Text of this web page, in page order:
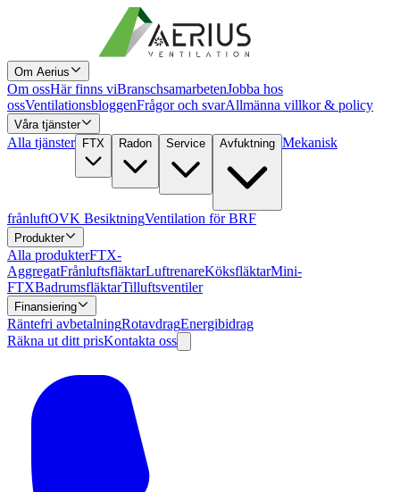
Om Aerius
Om ossHär finns viBranschsamarbetenJobba hos
ossVentilationsbloggenFrågor och svarAllmänna villkor & policy
Våra tjänster
Alla tjänster FTX Radon Service Avfuktning Mekanisk
frånluftOVK BesiktningVentilation för BRF
Produkter
Alla produkterFTX-
AggregatFrånluftsfläktarLuftrenareKöksfläktarMini-
FTXBadrumsfläktarTilluftsventiler
Finansiering
Räntefri avbetalningRotavdragEnergibidrag
Räkna ut ditt prisKontakta oss